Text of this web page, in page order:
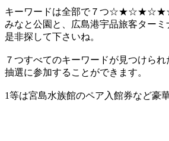
キーワードは全部で７つ
みなと公園と、広島港宇品旅客ター
是非探して下さいね。
７つすべてのキーワードが見つけら
抽選に参加することができます。
1等は宮島水族館のペア入館券など豪